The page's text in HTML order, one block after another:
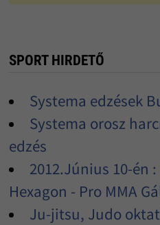
SPORT HIRDETŐ
Systema edzések
Systema orosz
edzés
2012.Június 10-én
Hexagon - Pro MMA
Ju-jitsu, Judo